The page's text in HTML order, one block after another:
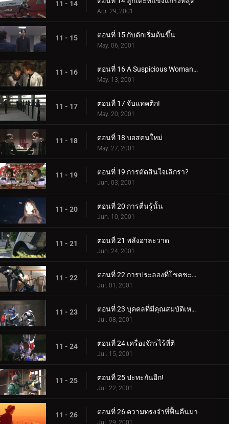
11 - 14
Apr. 29, 2001
11 - 15 ตอนที่ 15 กับดักเริ่มต้นขึ้น
May. 06, 2001
11 - 16 ตอนที่ 16 A Suspicious Womanโ€ฆ
May. 13, 2001
11 - 17 ตอนที่ 17 จับแทคติก!
May. 20, 2001
11 - 18 ตอนที่ 18 บอสคนใหม่
May. 27, 2001
11 - 19 ตอนที่ 19 การตัดสินใจเลิกรา?
Jun. 03, 2001
11 - 20 ตอนที่ 20 การตื่นรู้นั้น
Jun. 10, 2001
11 - 21 ตอนที่ 21 พลังอาละวาด
Jun. 24, 2001
11 - 22 ตอนที่ 22 การประลองที่โชคชะตา
Jul. 01, 2001
11 - 23 ตอนที่ 23 บุคคลที่มีคุณสมบัติเหมาะสม
Jul. 08, 2001
11 - 24 ตอนที่ 24 เครื่องจักรไร้ที่ติ
Jul. 15, 2001
11 - 25 ตอนที่ 25 ปะทะกันอีก!
Jul. 22, 2001
11 - 26 ตอนที่ 26 ความทรงจำที่ฟื้นคืนมา
Jul. 29, 2001